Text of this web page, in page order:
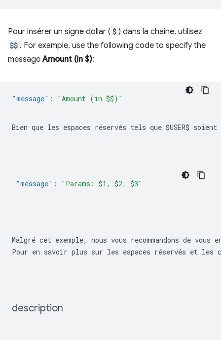
Pour insérer un signe dollar ( $ ) dans la chaîne, utilisez
$$ . For example, use the following code to specify the
messageAmount (in $):
"message" :
Bien que les espaces réservés tels que $USER$ soient
"message" : "Params: $1, $2, $3"
Malgré cet exemple, nous vous recommandons de
Pour en savoir plus sur les espaces réservés et
description